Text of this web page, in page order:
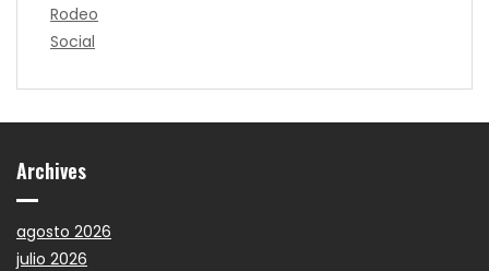
Rodeo
Social
Archives
agosto 2026
julio 2026